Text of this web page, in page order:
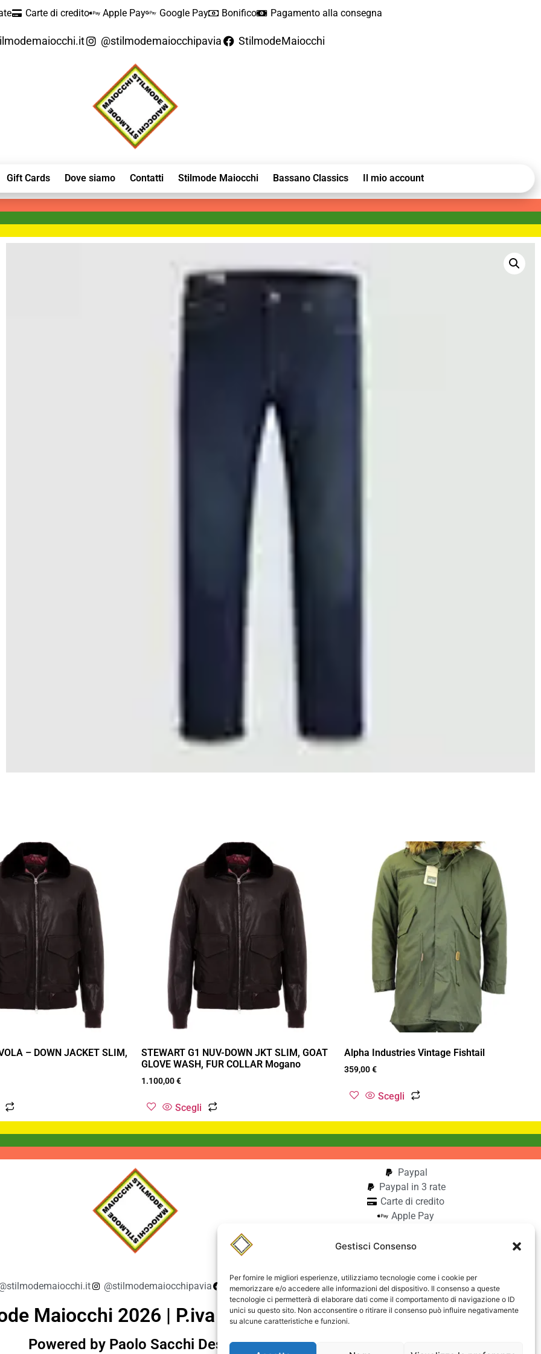
Gestisci Consenso
Per fornire le migliori esperienze, utilizziamo tecnologie come i cookie per
memorizzare e/o accedere alle informazioni del dispositivo. Il consenso a queste
tecnologie ci permetterà di elaborare dati come il comportamento di navigazione o ID
unici su questo sito. Non acconsentire o ritirare il consenso può influire negativamente
su alcune caratteristiche e funzioni.
Carte di credito Apple Pay Google Pay Bonifico Pagamento alla consegna
@stilmodemaiocchipavia StilmodeMaiocchi
Gift Cards Dove siamo Contatti Stilmode Maiocchi Bassano Classics Il mio account
– DOWN JACKET SLIM,
STEWART G1 NUV-DOWN JKT SLIM, GOAT
GLOVE WASH, FUR COLLAR Mogano
1.100,00€
Scegli
Alpha Industries Vintage Fishtail
359,00€
Scegli
Paypal
Paypal in 3 rate
Carte di credito
Apple Pay
Bonifico
@stilmodemaiocchipavia StilmodeMaiocchi
Maiocchi 2026 | P.iva 01942740182
Powered by Paolo Sacchi Design